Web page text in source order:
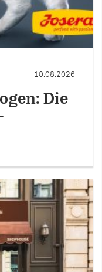
10.08.2026
Die